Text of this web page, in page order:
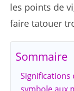
les points de
faire tatouer
Sommaire